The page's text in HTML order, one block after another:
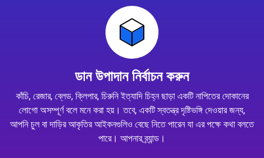
ডান উপাদান নির্বাচন করুন
কাঁচি, রেজার, ব্লেড, ক্লিপার, চিরুনি ইত্যাদি চিহ্ন ছাড়া একটি নাপিতের দোকানের
লোগো অসম্পূর্ণ বলে মনে করা হয়। তবে, একটি স্বতন্ত্র দৃষ্টিভঙ্গি দেওয়ার জন্য,
আপনি চুল বা দাড়ির আকৃতির আইকনগুলিও বেছে নিতে পারেন যা এর পক্ষে কথা বলতে
পারে। আপনার ব্র্যান্ড।